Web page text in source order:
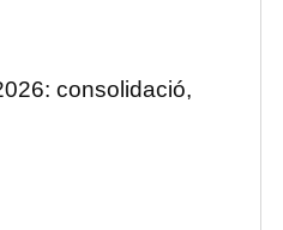
consolidació,